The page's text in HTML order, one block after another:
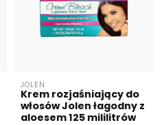
JOLEN
Krem rozjaśniający do
włosów Jolen łagodny z
aloesem 125 mililitrów